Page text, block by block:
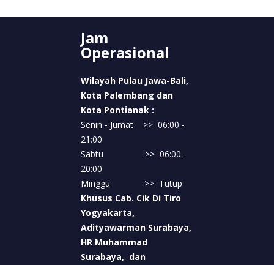
Jam
Operasional
Wilayah Pulau Jawa-Bali,
Kota Palembang dan
Kota Pontianak :
Senin - Jumat >> 06:00 -
21:00
Sabtu >> 06:00 -
20:00
Minggu >> Tutup
Khusus Cab. Cik Di Tiro
Yogyakarta,
Adityawarman Surabaya,
HR Muhammad
Surabaya, dan